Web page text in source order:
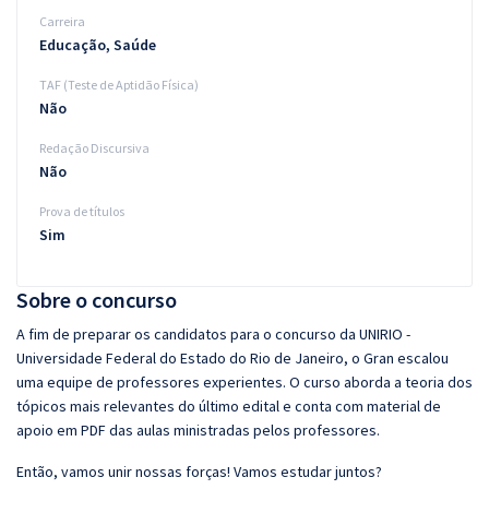
Sobre o concurso
A fim de preparar os candidatos para o concurso da UNIRIO -
Universidade Federal do Estado do Rio de Janeiro, o Gran escalou
uma equipe de professores experientes. O curso aborda a teoria dos
tópicos mais relevantes do último edital e conta com material de
apoio em PDF das aulas ministradas pelos professores.
Então, vamos unir nossas forças! Vamos estudar juntos?
Carreira
Educação, Saúde
TAF (Teste de Aptidão Física)
Não
Redação Discursiva
Não
Prova de títulos
Sim